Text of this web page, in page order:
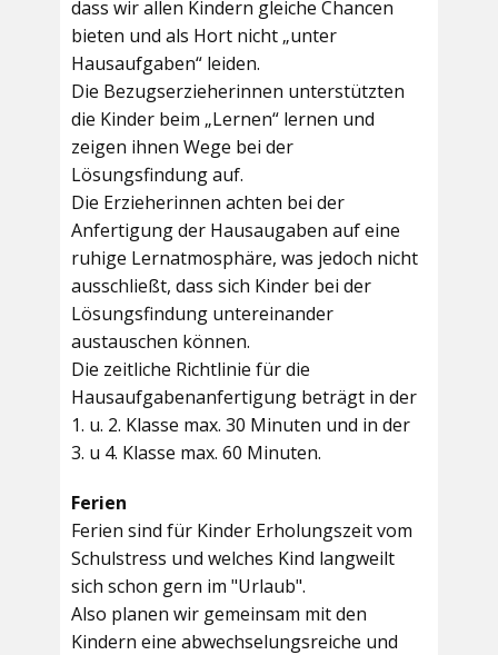
dass wir allen Kindern gleiche Chancen
bieten und als Hort nicht „unter
Hausaufgaben“ leiden.
Die Bezugserzieherinnen unterstützten
die Kinder beim „Lernen“ lernen und
zeigen ihnen Wege bei der
Lösungsfindung auf.
Die Erzieherinnen achten bei der
Anfertigung der Hausaugaben auf eine
ruhige Lernatmosphäre, was jedoch nicht
ausschließt, dass sich Kinder bei der
Lösungsfindung untereinander
austauschen können.
Die zeitliche Richtlinie für die
Hausaufgabenanfertigung beträgt in der
1. u. 2. Klasse max. 30 Minuten und in der
3. u 4. Klasse max. 60 Minuten.
Ferien
Ferien sind für Kinder Erholungszeit vom
Schulstress und welches Kind langweilt
sich schon gern im "Urlaub".
Also planen wir gemeinsam mit den
Kindern eine abwechselungsreiche und